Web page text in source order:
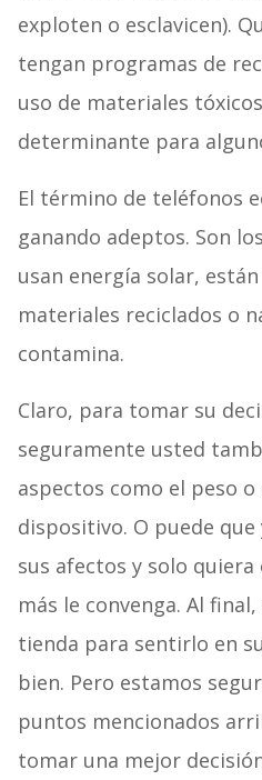
exploten o esclavicen).
tengan programas de
uso de materiales
determinante para
El término de teléfonos
ganando adeptos. Son
usan energía solar,
materiales reciclados o
contamina.
Claro, para tomar su
seguramente usted
aspectos como el peso
dispositivo. O puede
sus afectos y solo
más le convenga. Al
tienda para sentirlo en
bien. Pero estamos
puntos mencionados
tomar una mejor